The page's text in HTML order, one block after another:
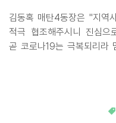
김동혹 매탄4동장은 "지역
적극 협조해주시니 진심으
곧 코로나19는 극복되리라